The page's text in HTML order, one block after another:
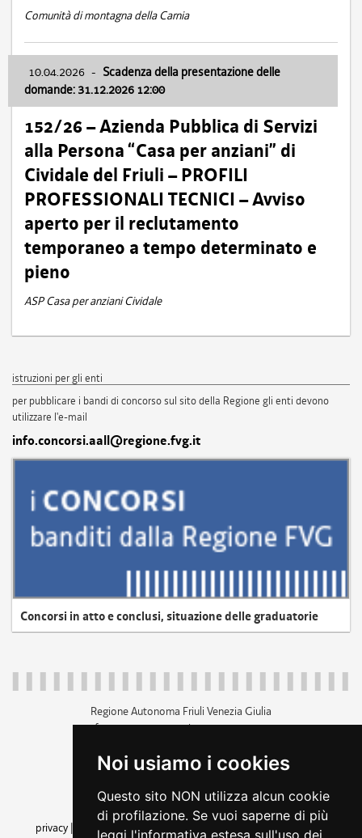
Noi usiamo i cookies
Questo sito NON utilizza alcun cookie
di profilazione. Se vuoi saperne di più
leggi l'informativa estesa sull'uso dei
Comunità di montagna della Carnia
10.04.2026 - Scadenza della presentazione delle
domande: 31.12.2026 12:00
152/26 – Azienda Pubblica di Servizi
alla Persona “Casa per anziani” di
Cividale del Friuli – PROFILI
PROFESSIONALI TECNICI – Avviso
aperto per il reclutamento
temporaneo a tempo determinato e
pieno
ASP Casa per anziani Cividale
istruzioni per gli enti
per pubblicare i bandi di concorso sul sito della Regione gli enti devono
utilizzare l'e-mail
info.concorsi.aall@regione.fvg.it
Concorsi in atto e conclusi, situazione delle graduatorie
Regione Autonoma Friuli Venezia Giulia
c.f. 80014930327; p.iva 00526040324
+39 040 3771111
amministrazione trasparente
privacy
cookie |note legali accessibilità
dichiarazione di